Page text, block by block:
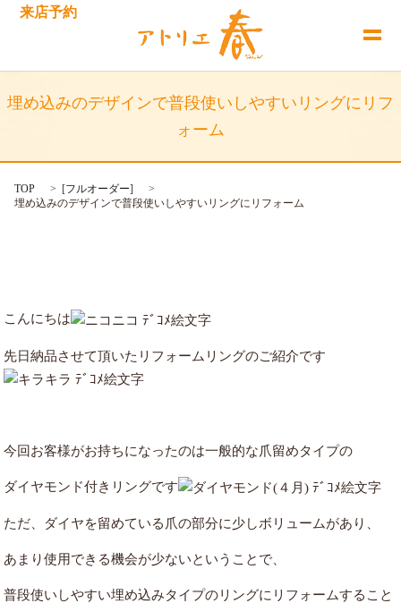
来店予約
埋め込みのデザインで普段使いしやすいリングにリフ
ォーム
TOP [フルオーダー]
埋め込みのデザインで普段使いしやすいリングにリフォーム
こんにちは
先日納品させて頂いたリフォームリングのご紹介です
今回お客様がお持ちになったのは一般的な爪留めタイプの
ダイヤモンド付きリングです
ただ、ダイヤを留めている爪の部分に少しボリュームがあり、
あまり使用できる機会が少ないということで、
普段使いしやすい埋め込みタイプのリングにリフォームすること